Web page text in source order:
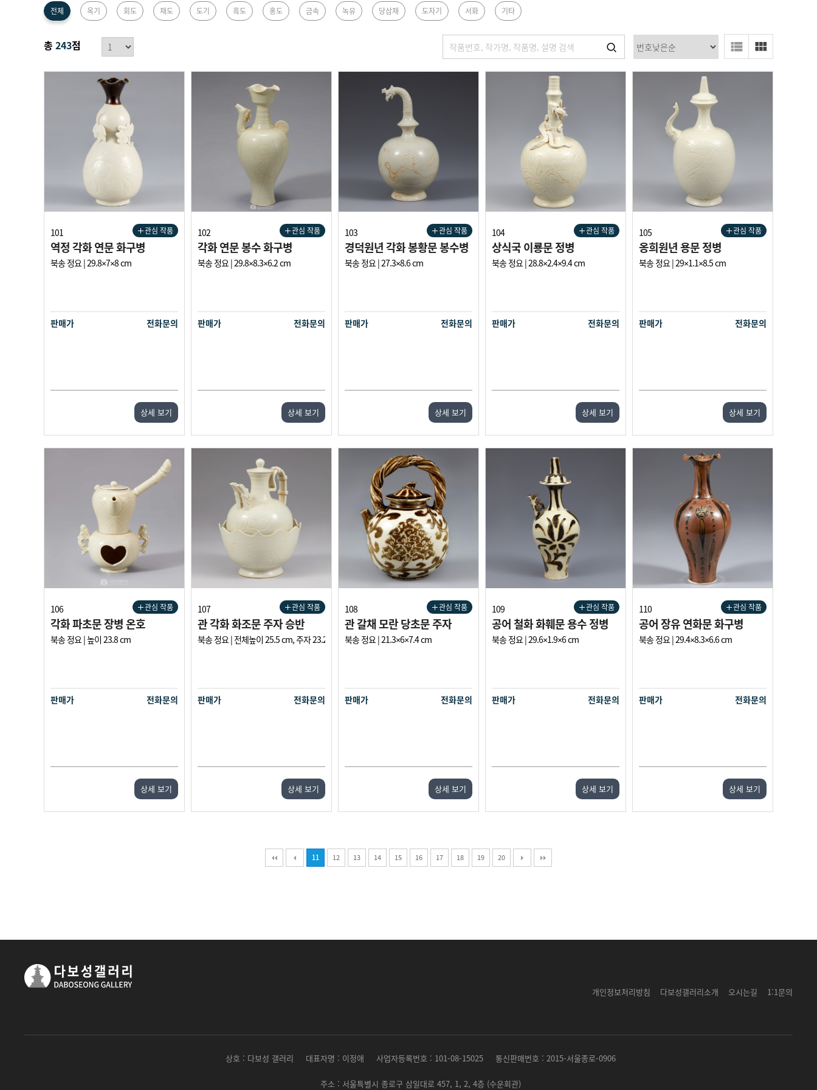
전체 옥기 회도 채도 도기 흑도 홍도 금속 녹유 당삼채 도자기 서화 기타
총 243점
관심 작품
101
역정 각화 연문 화구병
북송 정요 | 29.8×7×8 cm
판매가 전화문의
상세 보기
관심 작품
102
각화 연문 봉수 화구병
북송 정요 | 29.8×8.3×6.2 cm
판매가 전화문의
상세 보기
관심 작품
103
경덕원년 각화 봉황문 봉수병
북송 정요 | 27.3×8.6 cm
판매가 전화문의
상세 보기
관심 작품
104
상식국 이룡문 정병
북송 정요 | 28.8×2.4×9.4 cm
판매가 전화문의
상세 보기
관심 작품
105
옹희원년 용문 정병
북송 정요 | 29×1.1×8.5 cm
판매가 전화문의
상세 보기
관심 작품
106
각화 파초문 장병 온호
북송 정요 | 높이 23.8 cm
판매가 전화문의
상세 보기
관심 작품
107
관 각화 화조문 주자 승반
북송 정요 | 전체높이 25.5 cm, 주자 23.2×5.5×9 cm, 승반 11.4×18.5×10.2 cm
판매가 전화문의
상세 보기
관심 작품
108
관 갈채 모란 당초문 주자
북송 정요 | 21.3×6×7.4 cm
판매가 전화문의
상세 보기
관심 작품
109
공어 철화 화훼문 용수 정병
북송 정요 | 29.6×1.9×6 cm
판매가 전화문의
상세 보기
관심 작품
110
공어 장유 연화문 화구병
북송 정요 | 29.4×8.3×6.6 cm
판매가 전화문의
상세 보기
11 12 13 14 15 16 17 18 19 20
개인정보처리방침 다보성갤러리소개 오시는길 1:1문의
상호 : 다보성 갤러리 대표자명 : 이정애 사업자등록번호 : 101-08-15025 통신판매번호 : 2015-서울종로-0906
주소 : 서울특별시 종로구 삼일대로 457, 1, 2, 4층 (수운회관)